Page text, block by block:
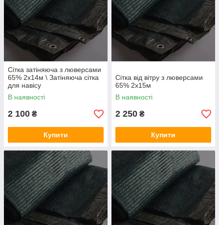
Сітка затіняюча з люверсами
65% 2х14м \ Затіняюча сітка
для навісу
В наявності
2 100 ₴
Купити
Сітка від вітру з люверсами
65% 2х15м
В наявності
2 250 ₴
Купити